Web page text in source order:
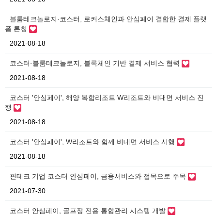
블룸테크놀로지·코스터, 로커스체인과 안심페이 결합한 결제 플랫
폼 론칭
2021-08-18
코스터-블룸테크놀로지, 블록체인 기반 결제 서비스 협력
2021-08-18
코스터 '안심페이', 해양 복합리조트 W리조트와 비대면 서비스 진
행
2021-08-18
코스터 '안심페이', W리조트와 함께 비대면 서비스 시행
2021-08-18
핀테크 기업 코스터 안심페이, 금융서비스와 접목으로 주목
2021-07-30
코스터 안심페이, 골프장 전용 통합관리 시스템 개발